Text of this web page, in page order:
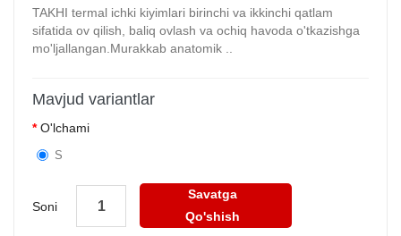
TAKHI termal ichki kiyimlari birinchi va ikkinchi qatlam
sifatida ov qilish, baliq ovlash va ochiq havoda o'tkazishga
mo'ljallangan.Murakkab anatomik ..
Mavjud variantlar
O'lchami
S
Soni
Savatga
Qo'shish